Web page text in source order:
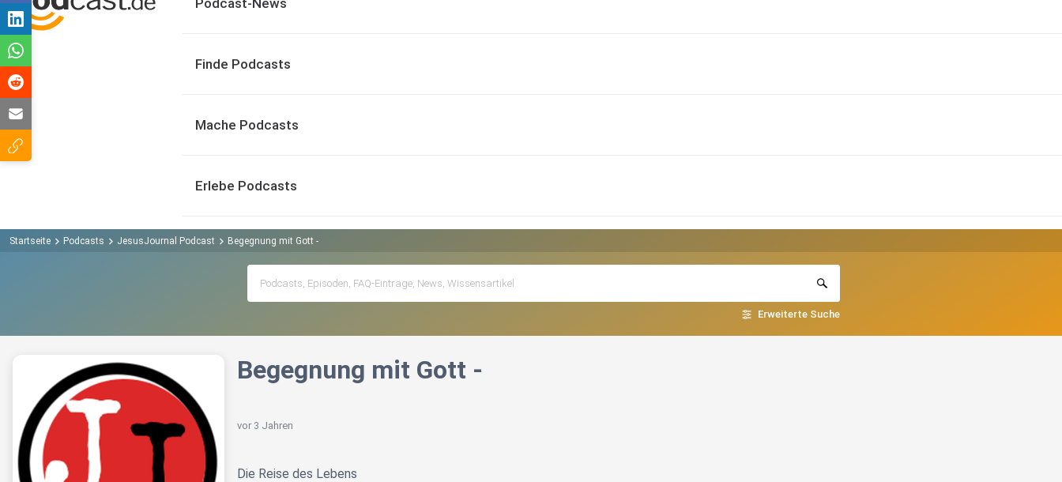
Podcast-News
Finde Podcasts
Mache Podcasts
Erlebe Podcasts
Startseite Podcasts JesusJournal Podcast Begegnung mit Gott -
Erweiterte Suche
Begegnung mit Gott -
vor 3 Jahren
Die Reise des Lebens